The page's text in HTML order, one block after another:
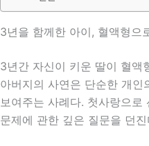
3년을 함께한 아이, 혈액형으
3년간 자신이 키운 딸이 혈액
아버지의 사연은 단순한 개
보여주는 사례다. 첫사랑으
문제에 관한 깊은 질문을 던진